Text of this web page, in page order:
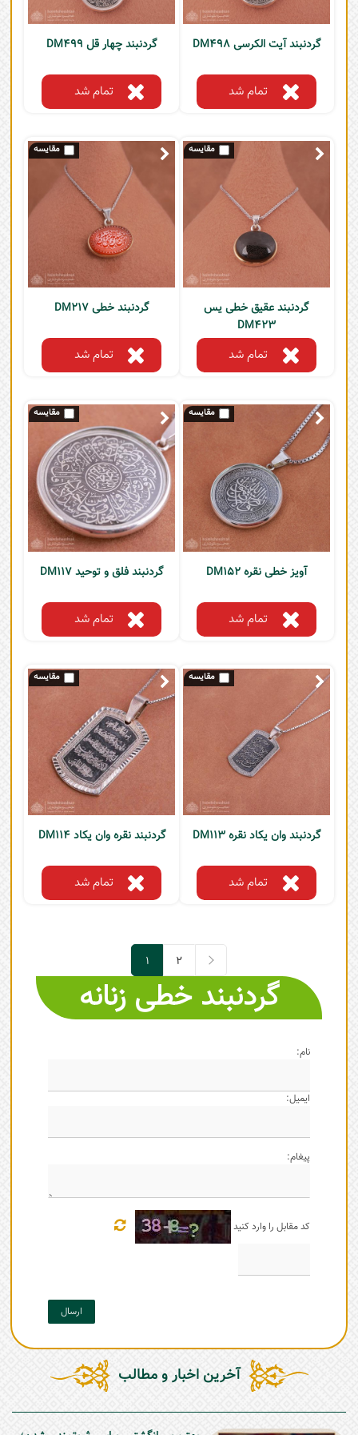
گردنبند آیت الکرسی DM498
تمام شد
گردنبند چهار قل DM499
تمام شد
گردنبند عقیق خطی یس
DM423
تمام شد
گردنبند خطی DM217
تمام شد
آویز خطی نقره DM152
تمام شد
گردنبند فلق و توحید DM117
تمام شد
گردنبند وان یکاد نقره DM113
تمام شد
گردنبند نقره وان یکاد DM114
تمام شد
1
2
1
گردنبند خطی زنانه
نام:
ایمیل:
پیغام:
کد مقابل را وارد کنید
ارسال
آخرین اخبار و مطالب